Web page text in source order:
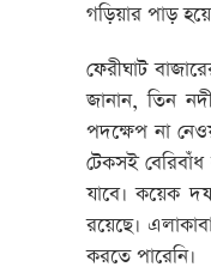
গড়িয়ার পাড়
ফেরীঘাট
জানান, তিন
পদক্ষেপ না
টেকসই
যাবে। কয়েক
রয়েছে।
করতে পারেনি।